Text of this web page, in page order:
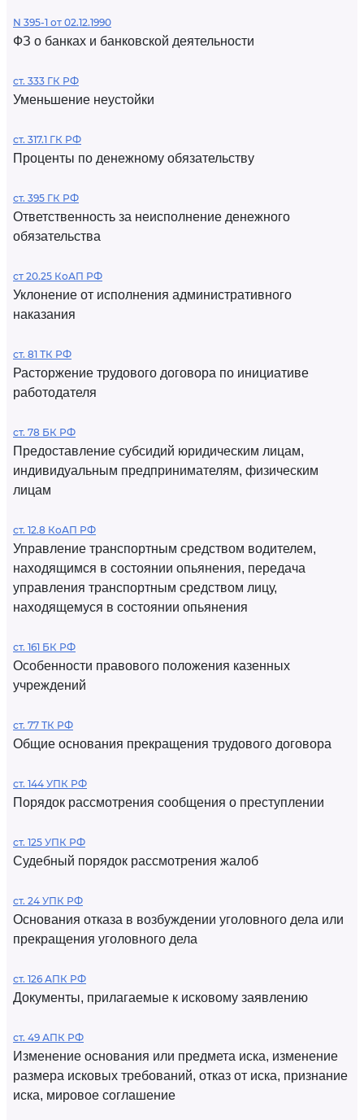
N 395-1 от 02.12.1990
ФЗ о банках и банковской деятельности
ст. 333 ГК РФ
Уменьшение неустойки
ст. 317.1 ГК РФ
Проценты по денежному обязательству
ст. 395 ГК РФ
Ответственность за неисполнение денежного
обязательства
ст 20.25 КоАП РФ
Уклонение от исполнения административного
наказания
ст. 81 ТК РФ
Расторжение трудового договора по инициативе
работодателя
ст. 78 БК РФ
Предоставление субсидий юридическим лицам,
индивидуальным предпринимателям, физическим
лицам
ст. 12.8 КоАП РФ
Управление транспортным средством водителем,
находящимся в состоянии опьянения, передача
управления транспортным средством лицу,
находящемуся в состоянии опьянения
ст. 161 БК РФ
Особенности правового положения казенных
учреждений
ст. 77 ТК РФ
Общие основания прекращения трудового договора
ст. 144 УПК РФ
Порядок рассмотрения сообщения о преступлении
ст. 125 УПК РФ
Судебный порядок рассмотрения жалоб
ст. 24 УПК РФ
Основания отказа в возбуждении уголовного дела или
прекращения уголовного дела
ст. 126 АПК РФ
Документы, прилагаемые к исковому заявлению
ст. 49 АПК РФ
Изменение основания или предмета иска, изменение
размера исковых требований, отказ от иска, признание
иска, мировое соглашение